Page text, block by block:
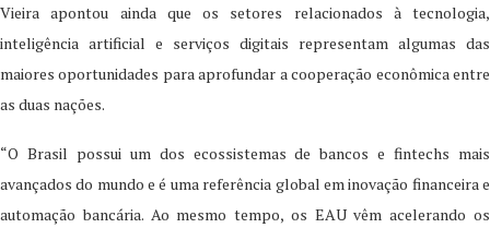
Vieira apontou ainda que os setores relacionados à tecnologia,
inteligência artificial e serviços digitais representam algumas das
maiores oportunidades para aprofundar a cooperação econômica entre
as duas nações.
“O Brasil possui um dos ecossistemas de bancos e fintechs mais
avançados do mundo e é uma referência global em inovação financeira e
automação bancária. Ao mesmo tempo, os EAU vêm acelerando os